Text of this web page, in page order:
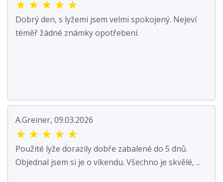
★ ★ ★ ★ ★
Dobrý den, s lyžemi jsem velmi spokojený. Nejeví
téměř žádné známky opotřebení.
A.Greiner, 09.03.2026
★ ★ ★ ★ ★
Použité lyže dorazily dobře zabalené do 5 dnů.
Objednal jsem si je o víkendu. Všechno je skvělé, ...